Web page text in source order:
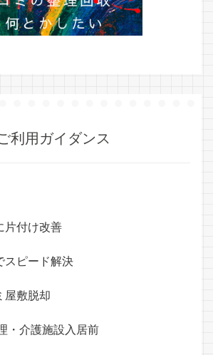
利用ガイダンス
片付け改善
スピード解決
屋敷脱却
・介護施設入居前